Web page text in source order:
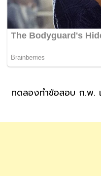
ทดลองทำข้อสอบ ก.พ.